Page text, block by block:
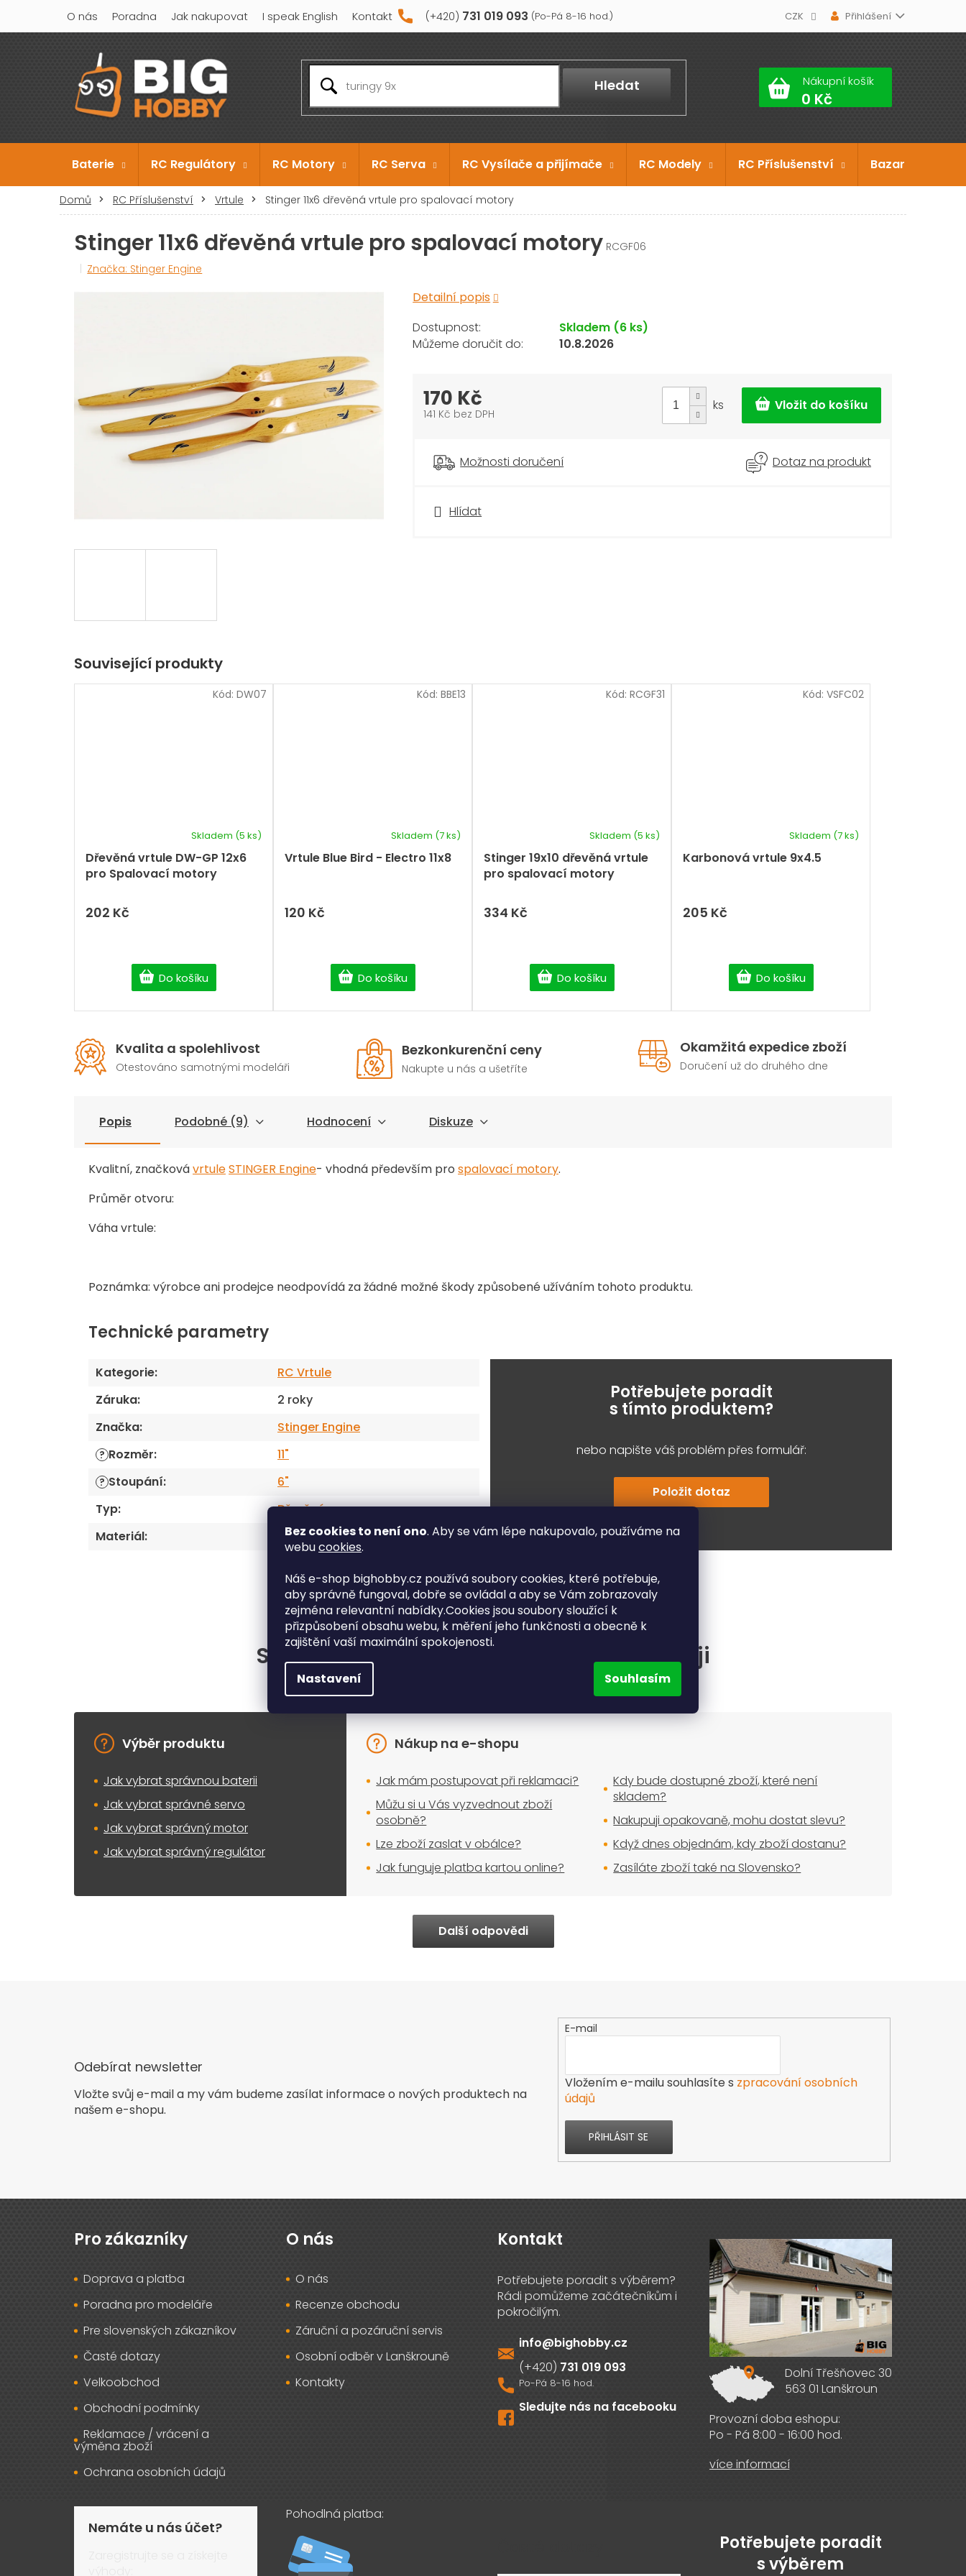
Bez cookies to není ono. Aby se vám lépe nakupovalo, používáme na
webucookies.
Náš e-shop bighobby.cz používá soubory cookies, které potřebuje,
aby správně fungoval, dobře se ovládal a aby se Vám zobrazovaly
zejména relevantní nabídky.Cookies jsou soubory sloužící k
přizpůsobení obsahu webu, k měření jeho funkčnosti a obecně k
zajištění vaší maximální spokojenosti.
Nastavení Souhlasím
obsah
731 019 093
O nás Poradna Jak nakupovat I speak English Kontakt CZK Přihlášení
Hledat Nákupní košík
Baterie RC Regulátory RC Motory RC Serva RC Vysílače a přijímače RC Modely RC Příslušenství Bazar
Domů RC Příslušenství Vrtule Stinger 11x6 dřevěná vrtule pro spalovací motory
Stinger 11x6 dřevěná vrtule pro spalovací motory RCGF06
Značka: Stinger Engine
Detailní popis
Hlídat
Skladem (6 ks)
10.8.2026
170 Kč
141 Kč bez DPH
ks
Možnosti doručení Dotaz na produkt
Související produkty
Dřevěná vrtule DW-GP 12x6
pro Spalovací motory
Skladem (5 ks)
202 Kč
Do košíku
Kód: DW07
Vrtule Blue Bird - Electro 11x8
Skladem (7 ks)
120 Kč
Do košíku
Kód: BBE13
Stinger 19x10 dřevěná vrtule
pro spalovací motory
Skladem (5 ks)
334 Kč
Do košíku
Kód: RCGF31
Karbonová vrtule 9x4.5
Skladem (7 ks)
205 Kč
Do košíku
Kód: VSFC02
Kvalita a spolehlivost
Otestováno samotnými modeláři
Bezkonkurenční ceny
Nakupte u nás a ušetříte
Okamžitá expedice zboží
Doručení už do druhého dne
Popis Podobné (9) Hodnocení Diskuze
Kvalitní, značkovávrtuleSTINGER Engine- vhodná především pro spalovací motory.
Průměr otvoru:
Váha vrtule:
Poznámka: výrobce ani prodejce neodpovídá za žádné možné škody způsobené užíváním tohoto produktu.
Technické parametry
Kategorie:
RC Vrtule
Záruka:
2 roky
Značka: Stinger Engine
? Rozměr: 11"
? Stoupání:
6"
Typ:
Dřevěné
Materiál: Dřevo
Potřebujete poradit
s tímto produktem?
nebo napište váš problém přes formulář:
Položit dotaz
Situace, které řešíte při nákupu nejčastěji
Výběr produktu
Jak vybrat správnou baterii
Jak vybrat správné servo
Jak vybrat správný motor
Jak vybrat správný regulátor
Nákup na e-shopu
Jak mám postupovat při reklamaci?
Můžu si u Vás vyzvednout zboží
osobně?
Lze zboží zaslat v obálce?
Jak funguje platba kartou online?
Kdy bude dostupné zboží, které není
skladem?
Nakupuji opakovaně, mohu dostat slevu?
Když dnes objednám, kdy zboží dostanu?
Zasíláte zboží také na Slovensko?
Další odpovědi
Odebírat newsletter
Vložte svůj e-mail a my vám budeme zasílat informace o nových produktech na
našem e-shopu.
E-mail
Vložením e-mailu souhlasíte s zpracování osobních
údajů
PŘIHLÁSIT SE
Pro zákazníky
Doprava a platba
Poradna pro modeláře
Pre slovenských zákazníkov
Časté dotazy
Velkoobchod
Obchodní podmínky
Reklamace / vrácení a
výměna zboží
Ochrana osobních údajů
O nás
O nás
Recenze obchodu
Záruční a pozáruční servis
Osobní odběr v Lanškrouně
Kontakty
Kontakt
info@bighobby.cz
731 019 093
Sledujte nás na facebooku
Dolní Třešňovec 30
563 01 Lanškroun
Provozní doba eshopu:
Po - Pá 8:00 - 16:00 hod.
více informací
Nemáte u nás účet?
Pohodlná platba:
Potřebujete poradit
s výběrem